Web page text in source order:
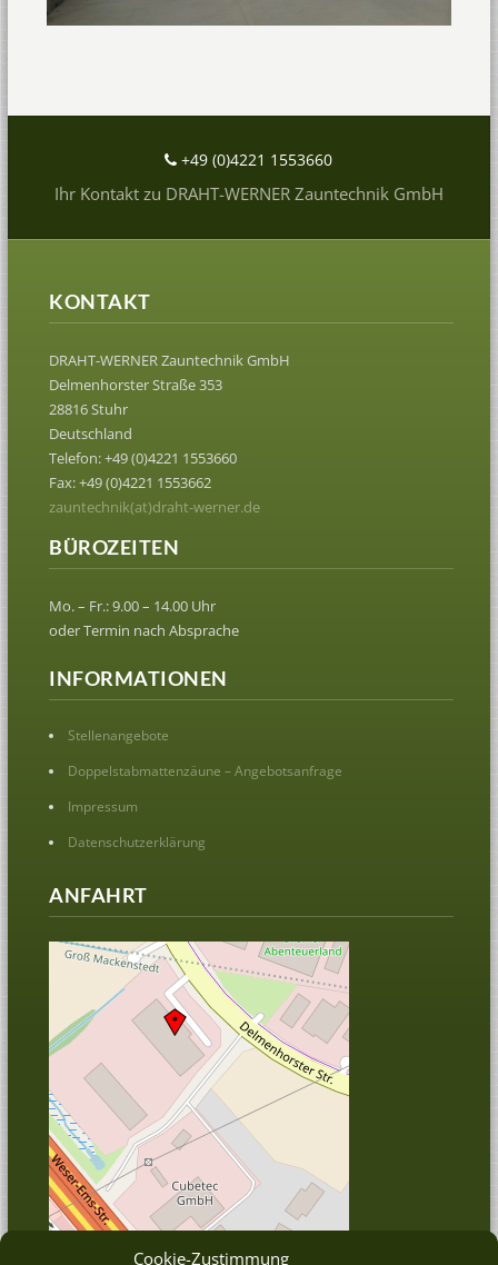
Cookie-Zustimmung
+49 (0)4221 1553660
Ihr Kontakt zu DRAHT-WERNER Zauntechnik GmbH
KONTAKT
DRAHT-WERNER Zauntechnik GmbH
Delmenhorster Straße 353
28816 Stuhr
Deutschland
Telefon: +49 (0)4221 1553660
Fax: +49 (0)4221 1553662
zauntechnik(at)draht-werner.de
BÜROZEITEN
Mo. – Fr.: 9.00 – 14.00 Uhr
oder Termin nach Absprache
INFORMATIONEN
Stellenangebote
Doppelstabmattenzäune – Angebotsanfrage
Impressum
Datenschutzerklärung
ANFAHRT